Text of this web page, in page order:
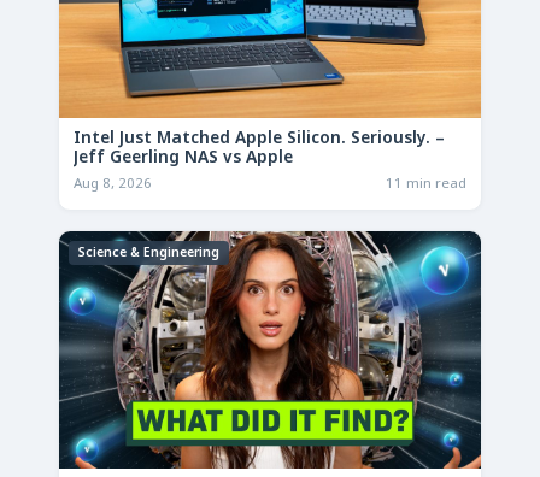
Intel Just Matched Apple Silicon. Seriously. –
Jeff Geerling NAS vs Apple
Aug 8, 2026 11 min read
Science & Engineering